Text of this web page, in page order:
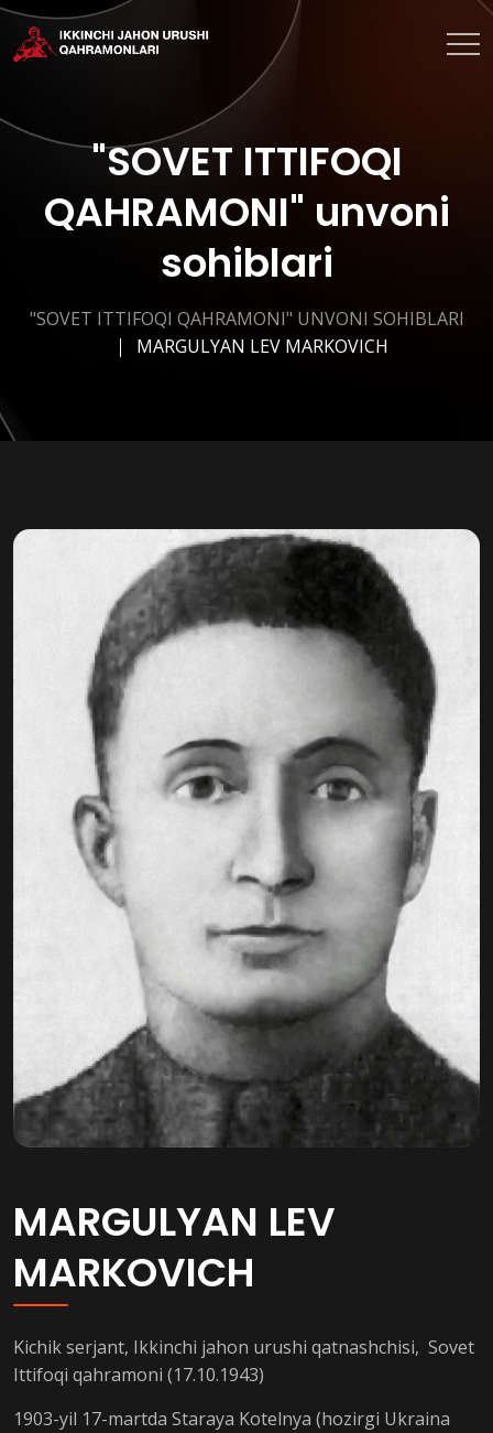
"SOVET ITTIFOQI
QAHRAMONI" unvoni
sohiblari
"SOVET ITTIFOQI QAHRAMONI" UNVONI SOHIBLARI
MARGULYAN LEV MARKOVICH
MARGULYAN LEV
MARKOVICH
Kichik serjant, Ikkinchi jahon urushi qatnashchisi, Sovet
Ittifoqi qahramoni (17.10.1943)
1903-yil 17-martda Staraya Kotelnya (hozirgi Ukraina